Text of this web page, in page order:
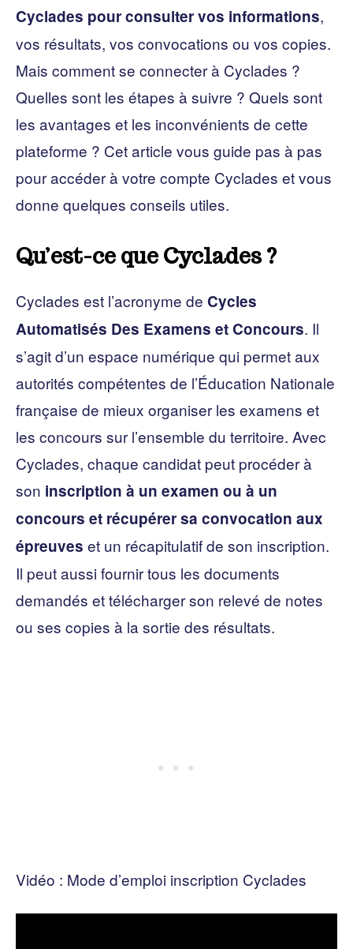
Cyclades pour consulter vos informations,
vos résultats, vos convocations ou vos copies.
Mais comment se connecter à Cyclades ?
Quelles sont les étapes à suivre ? Quels sont
les avantages et les inconvénients de cette
plateforme ? Cet article vous guide pas à pas
pour accéder à votre compte Cyclades et vous
donne quelques conseils utiles.
Qu’est-ce que Cyclades ?
Cyclades est l’acronyme de Cycles
Automatisés Des Examens et Concours. Il
s’agit d’un espace numérique qui permet aux
autorités compétentes de l’Éducation Nationale
française de mieux organiser les examens et
les concours sur l’ensemble du territoire. Avec
Cyclades, chaque candidat peut procéder à
son inscription à un examen ou à un
concours et récupérer sa convocation aux
épreuves et un récapitulatif de son inscription.
Il peut aussi fournir tous les documents
demandés et télécharger son relevé de notes
ou ses copies à la sortie des résultats.
Vidéo : Mode d’emploi inscription Cyclades